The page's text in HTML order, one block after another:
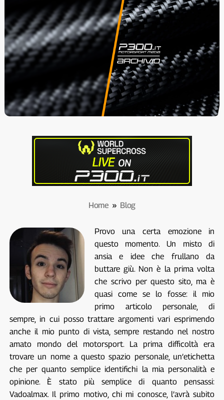
Home » Blog
Provo una certa emozione in
questo momento. Un misto di
ansia e idee che frullano da
buttare giù. Non è la prima volta
che scrivo per questo sito, ma è
quasi come se lo fosse: il mio
primo articolo personale, di
sempre, in cui posso trattare argomenti vari esprimendo
anche il mio punto di vista, sempre restando nel nostro
amato mondo del motorsport. La prima difficoltà era
trovare un nome a questo spazio personale, un’etichetta
che per quanto semplice identifichi la mia personalità e
opinione. È stato più semplice di quanto pensassi:
Vadoalmax. Il primo motivo, chi mi conosce, l’avrà subito